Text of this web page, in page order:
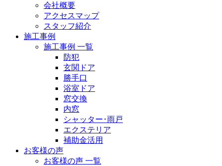
会社概要
アクセスマップ
スタッフ紹介
施工事例
施工事例 一覧
防犯
玄関ドア
勝手口
浴室ドア
窓交換
内窓
シャッター･雨戸
エクステリア
補助金活用
お客様の声
お客様の声 一覧